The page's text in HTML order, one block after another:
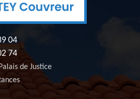
04
74
de Justice